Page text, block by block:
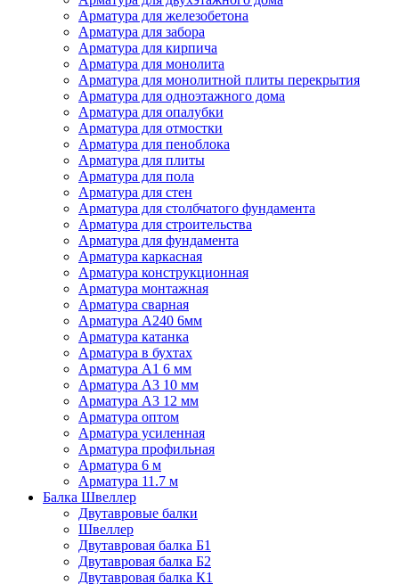
Арматура для железобетона
Арматура для забора
Арматура для кирпича
Арматура для монолита
Арматура для монолитной плиты перекрытия
Арматура для одноэтажного дома
Арматура для опалубки
Арматура для отмостки
Арматура для пеноблока
Арматура для плиты
Арматура для пола
Арматура для стен
Арматура для столбчатого фундамента
Арматура для строительства
Арматура для фундамента
Арматура каркасная
Арматура конструкционная
Арматура монтажная
Арматура сварная
Арматура А240 6мм
Арматура катанка
Арматура в бухтах
Арматура А1 6 мм
Арматура А3 10 мм
Арматура А3 12 мм
Арматура оптом
Арматура усиленная
Арматура профильная
Арматура 6 м
Арматура 11.7 м
Балка Швеллер
Двутавровые балки
Швеллер
Двутавровая балка Б1
Двутавровая балка Б2
Двутавровая балка К1